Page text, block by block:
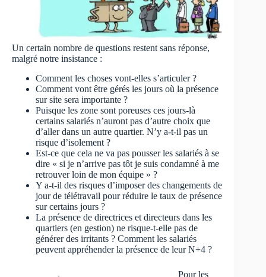
Un certain nombre de questions restent sans réponse,
malgré notre insistance :
Comment les choses vont-elles s’articuler ?
Comment vont être gérés les jours où la présence
sur site sera importante ?
Puisque les zone sont poreuses ces jours-là
certains salariés n’auront pas d’autre choix que
d’aller dans un autre quartier. N’y a-t-il pas un
risque d’isolement ?
Est-ce que cela ne va pas pousser les salariés à se
dire « si je n’arrive pas tôt je suis condamné à me
retrouver loin de mon équipe » ?
Y a-t-il des risques d’imposer des changements de
jour de télétravail pour réduire le taux de présence
sur certains jours ?
La présence de directrices et directeurs dans les
quartiers (en gestion) ne risque-t-elle pas de
générer des irritants ? Comment les salariés
peuvent appréhender la présence de leur N+4 ?
Pour les